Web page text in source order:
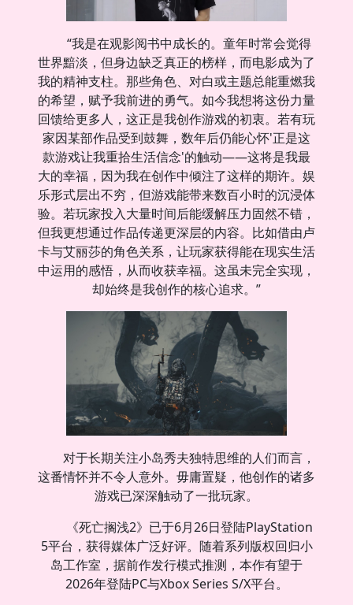
“我是在观影阅书中成长的。童年时常会觉得
世界黯淡，但身边缺乏真正的榜样，而电影成为了
我的精神支柱。那些角色、对白或主题总能重燃我
的希望，赋予我前进的勇气。如今我想将这份力量
回馈给更多人，这正是我创作游戏的初衷。若有玩
家因某部作品受到鼓舞，数年后仍能心怀'正是这
款游戏让我重拾生活信念'的触动——这将是我最
大的幸福，因为我在创作中倾注了这样的期许。娱
乐形式层出不穷，但游戏能带来数百小时的沉浸体
验。若玩家投入大量时间后能缓解压力固然不错，
但我更想通过作品传递更深层的内容。比如借由卢
卡与艾丽莎的角色关系，让玩家获得能在现实生活
中运用的感悟，从而收获幸福。这虽未完全实现，
却始终是我创作的核心追求。”
对于长期关注小岛秀夫独特思维的人们而言，
这番情怀并不令人意外。毋庸置疑，他创作的诸多
游戏已深深触动了一批玩家。
《死亡搁浅2》已于6月26日登陆PlayStation
5平台，获得媒体广泛好评。随着系列版权回归小
岛工作室，据前作发行模式推测，本作有望于
2026年登陆PC与Xbox Series S/X平台。